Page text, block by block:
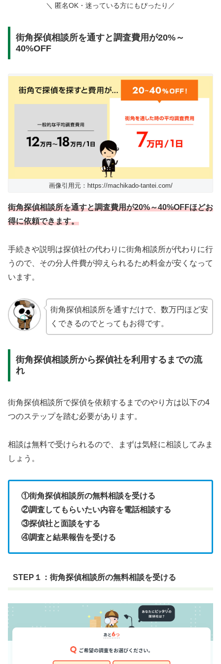
＼ 匿名OK・迷っている方にもぴったり／
街角探偵相談所を通すと調査費用が20%～
40%OFF
画像引用元：https://machikado-tantei.com/
街角探偵相談所を通すと調査費用が20%～40%OFFほどお
得に依頼できます。
手続きや説明は探偵社の代わりに街角相談所が代わりに行
うので、その分人件費が抑えられるため料金が安くなって
います。
街角探偵相談所を通すだけで、数万円ほど安
くできるのでとってもお得です。
街角探偵相談所から探偵社を利用するまでの流
れ
街角探偵相談所で探偵を依頼するまでのやり方は以下の4
つのステップを踏む必要があります。
相談は無料で受けられるので、まずは気軽に相談してみま
しょう。
①街角探偵相談所の無料相談を受ける
②調査してもらいたい内容を電話相談する
③探偵社と面談をする
④調査と結果報告を受ける
STEP１：街角探偵相談所の無料相談を受ける